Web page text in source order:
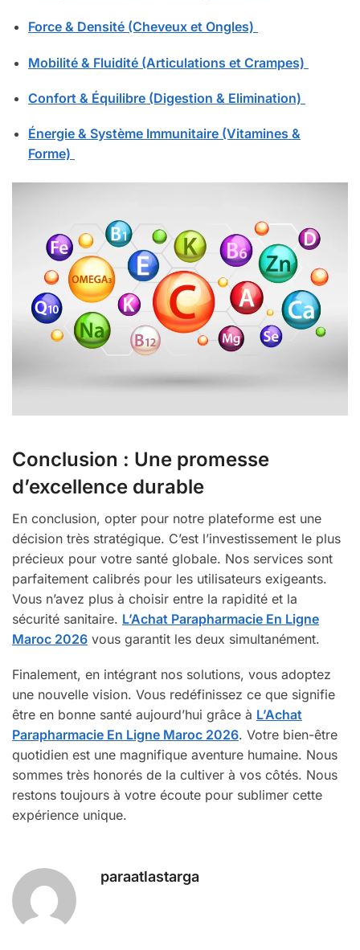
Force & Densité (Cheveux et Ongles)
Mobilité & Fluidité (Articulations et Crampes)
Confort & Équilibre (Digestion & Elimination)
Énergie & Système Immunitaire (Vitamines &
Forme)
Conclusion : Une promesse
d’excellence durable
En conclusion, opter pour notre plateforme est une
décision très stratégique. C’est l’investissement le plus
précieux pour votre santé globale. Nos services sont
parfaitement calibrés pour les utilisateurs exigeants.
Vous n’avez plus à choisir entre la rapidité et la
sécurité sanitaire. L’Achat Parapharmacie En Ligne
Maroc 2026 vous garantit les deux simultanément.
Finalement, en intégrant nos solutions, vous adoptez
une nouvelle vision. Vous redéfinissez ce que signifie
être en bonne santé aujourd’hui grâce à L’Achat
Parapharmacie En Ligne Maroc 2026. Votre bien-être
quotidien est une magnifique aventure humaine. Nous
sommes très honorés de la cultiver à vos côtés. Nous
restons toujours à votre écoute pour sublimer cette
expérience unique.
paraatlastarga